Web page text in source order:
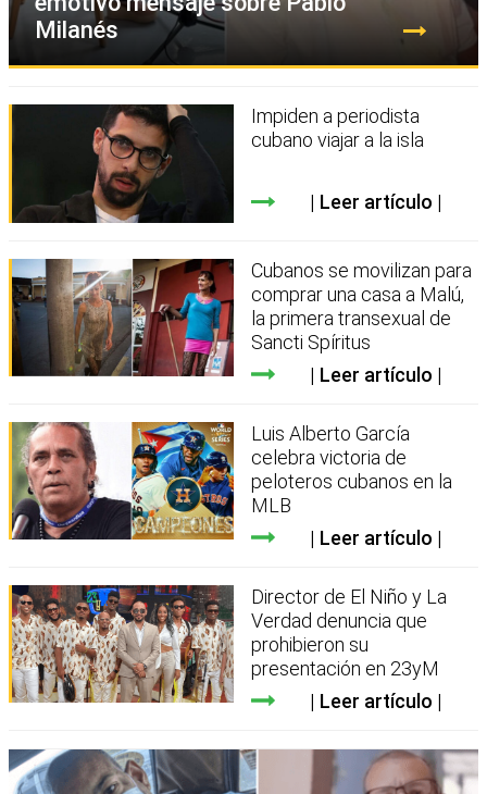
Milanés
Impiden a periodista
cubano viajar a la isla
Leer artículo
Cubanos se movilizan para
comprar una casa a Malú,
la primera transexual de
Sancti Spíritus
Leer artículo
Luis Alberto García
celebra victoria de
peloteros cubanos en la
MLB
Leer artículo
Director de El Niño y La
Verdad denuncia que
prohibieron su
presentación en 23yM
Leer artículo